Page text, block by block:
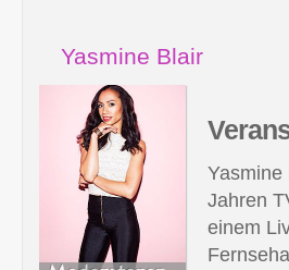
Yasmine Blair
Yasmine
Jahren
einem